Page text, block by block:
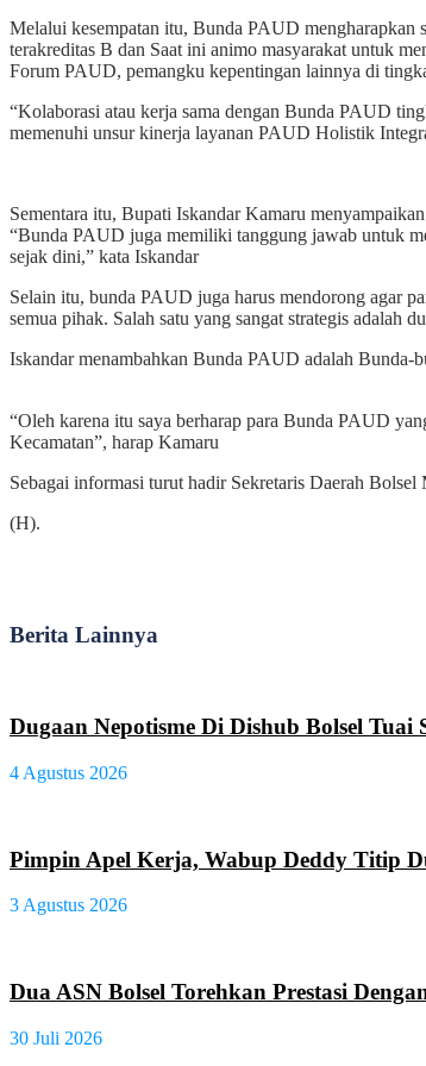
Melalui kesempatan itu, Bunda PAUD mengharapkan
terakreditas B dan Saat ini animo masyarakat untuk
Forum PAUD, pemangku kepentingan lainnya di
“Kolaborasi atau kerja sama dengan Bunda PAUD
memenuhi unsur kinerja layanan PAUD Holistik
Sementara itu, Bupati Iskandar Kamaru
“Bunda PAUD juga memiliki tanggung jawab untuk
sejak dini,” kata Iskandar
Selain itu, bunda PAUD juga harus mendorong agar
semua pihak. Salah satu yang sangat strategis
Iskandar menambahkan Bunda PAUD adalah
“Oleh karena itu saya berharap para Bunda PAUD
Kecamatan”, harap Kamaru
Sebagai informasi turut hadir Sekretaris Daerah
(H).
Berita Lainnya
Dugaan Nepotisme Di Dishub Bolsel
4 Agustus 2026
Pimpin Apel Kerja, Wabup Deddy Titip
3 Agustus 2026
Dua ASN Bolsel Torehkan Prestasi
30 Juli 2026